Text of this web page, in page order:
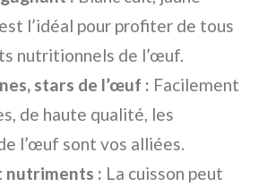
l’idéal pour profiter de tous
nutritionnels de l’œuf.
stars de l’œuf : Facilement
de haute qualité, les
l’œuf sont vos alliées.
nutriments : La cuisson peut